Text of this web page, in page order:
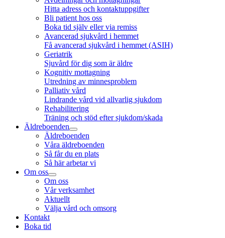
Hitta adress och kontaktuppgifter
Bli patient hos oss
Boka tid själv eller via remiss
Avancerad sjukvård i hemmet
Få avancerad sjukvård i hemmet (ASIH)
Geriatrik
Sjuvård för dig som är äldre
Kognitiv mottagning
Utredning av minnesproblem
Palliativ vård
Lindrande vård vid allvarlig sjukdom
Rehabilitering
Träning och stöd efter sjukdom/skada
Äldreboenden
Äldreboenden
Våra äldreboenden
Så får du en plats
Så här arbetar vi
Om oss
Om oss
Vår verksamhet
Aktuellt
Välja vård och omsorg
Kontakt
Boka tid